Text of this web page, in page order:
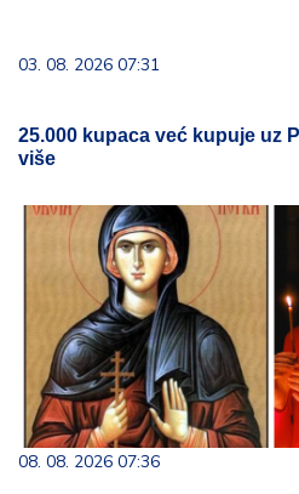
03. 08. 2026 07:31
25.000 kupaca već kupuje uz
više
08. 08. 2026 07:36